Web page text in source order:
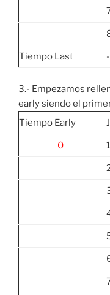
Tiempo Last
3.- Empezamos
early siendo el
Tiempo Early
0 1